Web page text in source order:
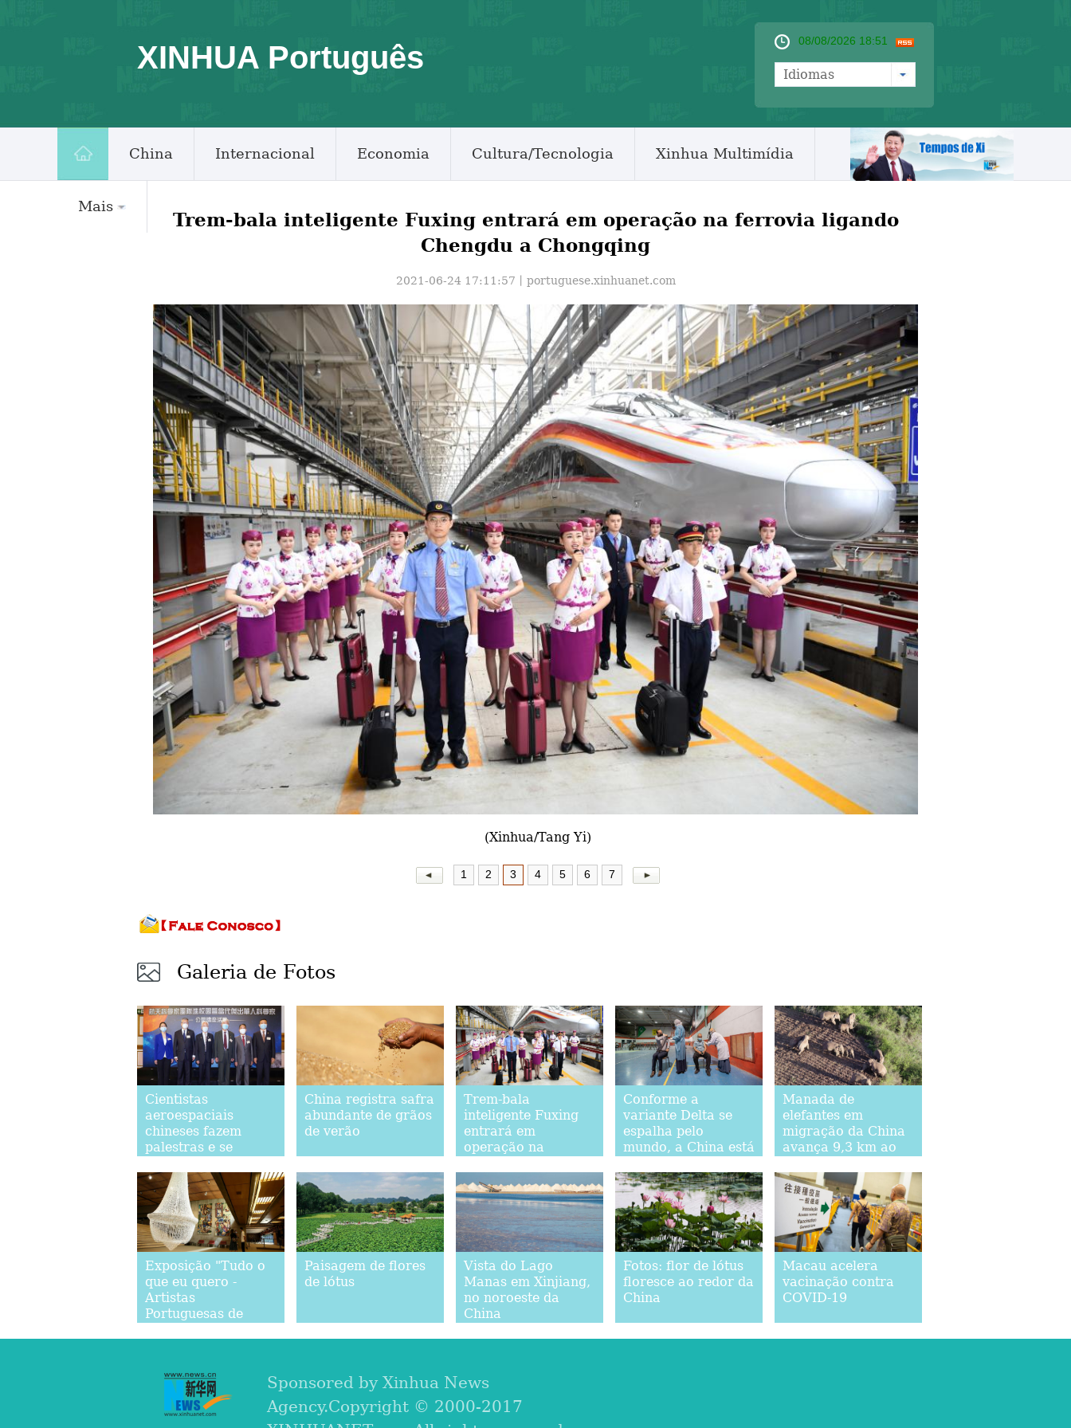
XINHUA Português 08/08/2026 18:51
Idiomas
China Internacional Economia Cultura/Tecnologia Xinhua Multimídia
Mais
Trem-bala inteligente Fuxing entrará em operação na ferrovia ligando
Chengdu a Chongqing
2021-06-24 17:11:57丨 portuguese.xinhuanet.com
(Xinhua/Tang Yi)
1 2 3 4 5 6 7
Galeria de Fotos
Cientistas
aeroespaciais
chineses fazem
palestras e se
estudantes em Hong
Kong
China registra safra
abundante de grãos
de verão
Trem-bala
inteligente Fuxing
entrará em
operação na
Chengdu a
Chongqing
Conforme a
variante Delta se
espalha pelo
mundo, a China está
ajudar a construir
barreira de
imunidade global
Manada de
elefantes em
migração da China
avança 9,3 km ao
Exposição "Tudo o
que eu quero -
Artistas
Portuguesas de
Paisagem de flores
de lótus
Vista do Lago
Manas em Xinjiang,
no noroeste da
China
Fotos: flor de lótus
floresce ao redor da
China
Macau acelera
vacinação contra
COVID-19
Sponsored by Xinhua News
Agency.Copyright © 2000-2017